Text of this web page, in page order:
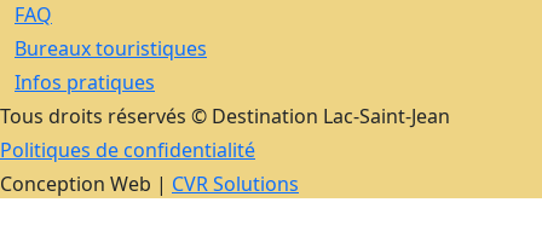
FAQ
Bureaux touristiques
Infos pratiques
Tous droits réservés © Destination Lac-Saint-Jean
Politiques de confidentialité
Conception Web | CVR Solutions